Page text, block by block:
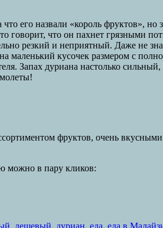
его назвали «король фруктов»,
говорит, что он пахнет
резкий и неприятный. Даже не
маленький кусочек размером с
Запах дуриана настолько
фруктов, очень
можно в пару кликов:
, дешевый, дуриан, еда, еда в